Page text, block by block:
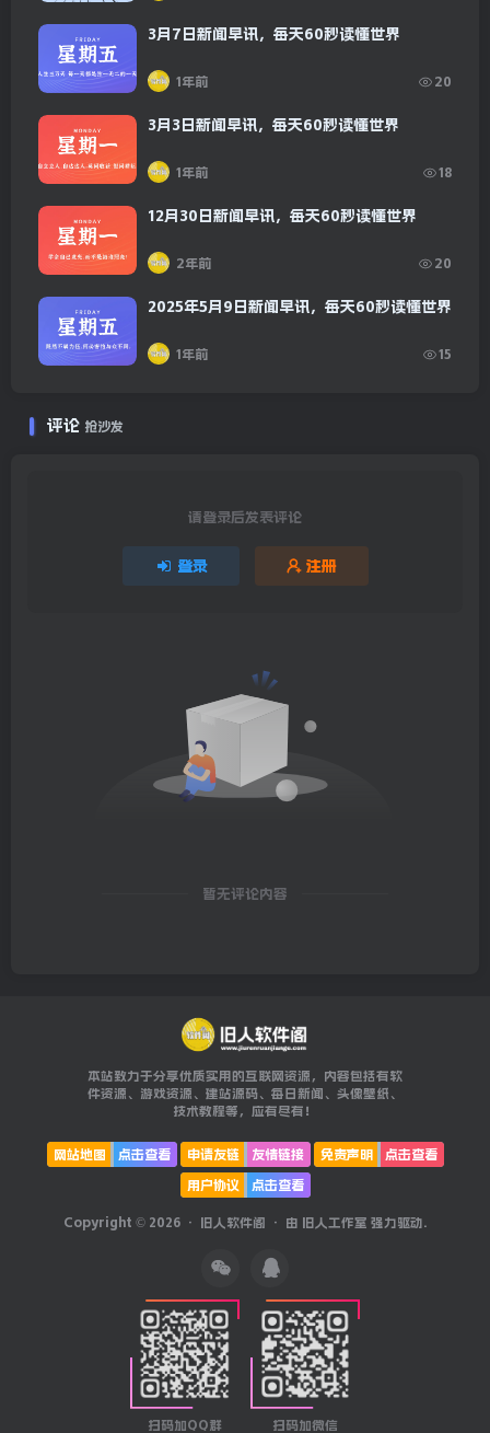
3月7日新闻早讯，每天60秒读懂世界
1年前 20
3月3日新闻早讯，每天60秒读懂世界
1年前 18
12月30日新闻早讯，每天60秒读懂世界
2年前 20
2025年5月9日新闻早讯，每天60秒读懂世界
1年前 15
评论 抢沙发
请登录后发表评论
登录 注册
暂无评论内容
本站致力于分享优质实用的互联网资源，内容包括有软
件资源、游戏资源、建站源码、每日新闻、头像壁纸、
技术教程等，应有尽有！
网站地图 点击查看 申请友链 友情链接 免责声明
点击查看
用户协议
点击查看
Copyright © 2026 · 旧人软件阁 · 由 旧人工作室 强力驱动.
扫码加QQ群 扫码加微信